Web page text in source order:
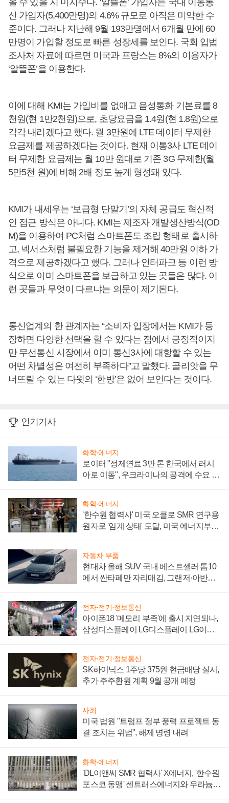
올 수 있을 지 미지수다. ‘알뜰폰’ 가입자는 국내 이동통
신 가입자(5,400만명)의 4.6% 규모로 아직은 미약한 수
준이다. 그러나 지난해 9월 193만명에서 6개월 만에 60
만명이 가입할 정도로 빠른 성장세를 보인다. 국회 입법
조사처 자료에 따르면 미국과 프랑스는 8%의 이용자가
‘알뜰폰’을 이용한다.
이에 대해 KMI는 가입비를 없애고 음성통화 기본료를 8
천원(현 1만2천원)으로, 초당요금을 1.4원(현 1.8원)으로
각각 내리겠다고 했다. 월 3만원에 LTE 데이터 무제한
요금제를 제공하겠다는 것이다. 현재 이통3사 LTE 데이
터 무제한 요금제는 월 10만 원대로 기존 3G 무제한(월
5만5천 원)에 비해 2배 정도 높게 형성돼 있다.
KMI가 내세우는 ‘보급형 단말기’의 자체 공급도 혁신적
인 접근 방식은 아니다. KMI는 제조자 개발생산방식(OD
M)을 이용하여 PC처럼 스마트폰도 조립 형태로 출시하
고, 넥서스처럼 불필요한 기능을 제거해 40만원 이하 가
격으로 제공하겠다고 했다. 그러나 인터파크 등 이런 방
식으로 이미 스마트폰을 보급하고 있는 곳들은 많다. 이
런 곳들과 무엇이 다르냐는 의문이 제기된다.
통신업계의 한 관계자는 “소비자 입장에서는 KMI가 등
장하면 다양한 선택을 할 수 있다는 점에서 긍정적이지
만 무선통신 시장에서 이미 통신3사에 대항할 수 있는
어떤 차별성은 여전히 부족하다”고 말했다. 골리앗을 무
너뜨릴 수 있는 다윗의 ‘한방’은 없어 보인다는 것이다.
인기기사
화학·에너지
로이터 "정제연료 3만 톤 한국에서 러시
아로 이동", 우크라이나의 공격에 수요 늘
화학·에너지
'한수원 협력사' 미국 오클로 SMR 연구용
원자로 '임계 상태' 도달, 미국 에너지부
자동차·부품
현대차 올해 SUV 국내 베스트셀러 톱10
에서 싼타페만 자리매김, 그랜저·아반떼
전자·전기·정보통신
아이폰18 '메모리 부족'에 출시 지연되나,
삼성디스플레이 LG디스플레이 LG이노
전자·전기·정보통신
SK하이닉스 1주당 375원 현금배당 실시,
추가 주주환원 계획 9월 공개 예정
사회
미국 법원 "트럼프 정부 풍력 프로젝트 동
결 조치는 위법", 해제 명령 내려
화학·에너지
'DL이앤씨 SMR 협력사' X에너지, '한수원
포스코 동맹' 센트러스에너지와 우라늄